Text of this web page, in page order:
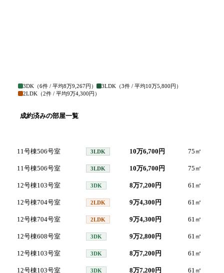
3DK （6件 / 平均8万9,267円） 3LDK （3件 / 平均10万5,800円）
2LDK （2件 / 平均9万4,300円）
成約済みの部屋一覧
11号棟506号室 3LDK 10万6,700円 75 ㎡
11号棟506号室 3LDK 10万6,700円 75 ㎡
12号棟103号室 3DK 8万7,200円 61 ㎡
12号棟704号室 2LDK 9万4,300円 61 ㎡
12号棟704号室 2LDK 9万4,300円 61 ㎡
12号棟608号室 3DK 9万2,800円 61 ㎡
12号棟103号室 3DK 8万7,200円 61 ㎡
12号棟103号室 3DK 8万7,200円 61 ㎡